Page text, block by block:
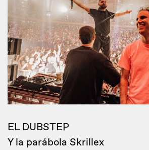
EL DUBSTEP
Y la parábola Skrillex